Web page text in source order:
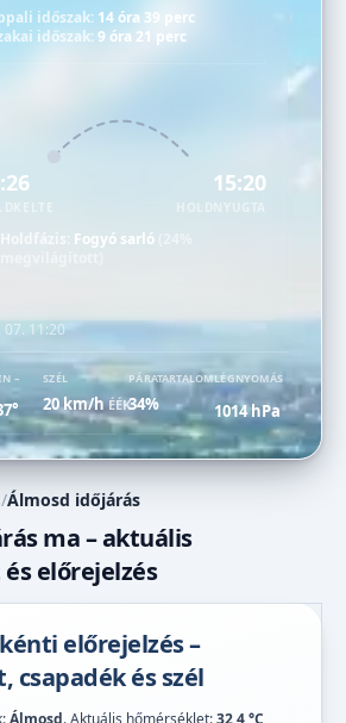
időszak: 14 óra 39 perc
időszak:9 óra 21 perc
15:20
HOLDNYUGTA
Holdfázis: Fogyó sarló
07. 11:20
–
SZÉL
20 km/hÉÉK
PÁRATARTALOM
34%
LÉGNYOMÁS
1014 hPa
/Álmosd időjárás
ma – aktuális
előrejelzés
előrejelzés –
csapadék és szél